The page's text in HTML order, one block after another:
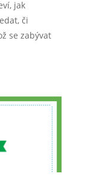
jak
či
se zabývat